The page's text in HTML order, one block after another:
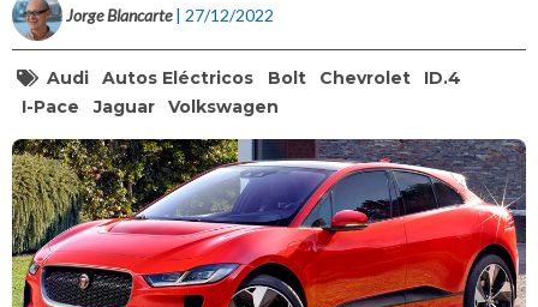
Jorge Blancarte | 27/12/2022
Audi Autos Eléctricos Bolt Chevrolet
ID.4
I-Pace
Jaguar Volkswagen